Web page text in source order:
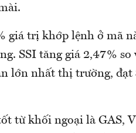
giá trị khớp lệnh ở mã
SSI tăng giá 2,47%
lớn nhất thị trường, đạt
từ khối ngoại là GAS,